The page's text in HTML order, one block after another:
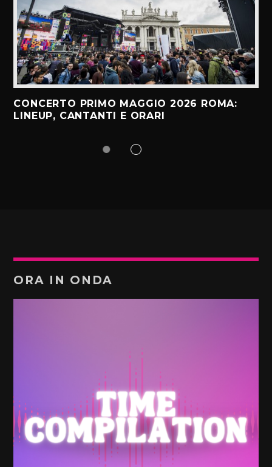
CONCERTO PRIMO MAGGIO 2026 ROMA:
LINEUP, CANTANTI E ORARI
ORA IN ONDA